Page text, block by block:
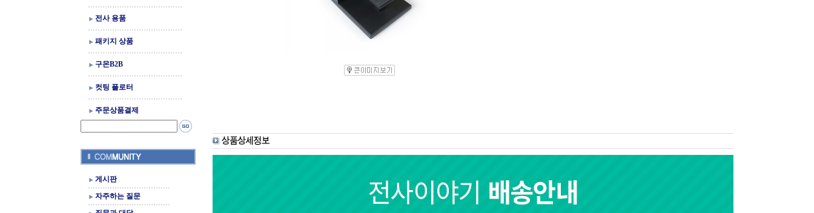
전사 용품
패키지 상품
구몬B2B
컷팅 플로터
주문상품결제
게시판
자주하는 질문